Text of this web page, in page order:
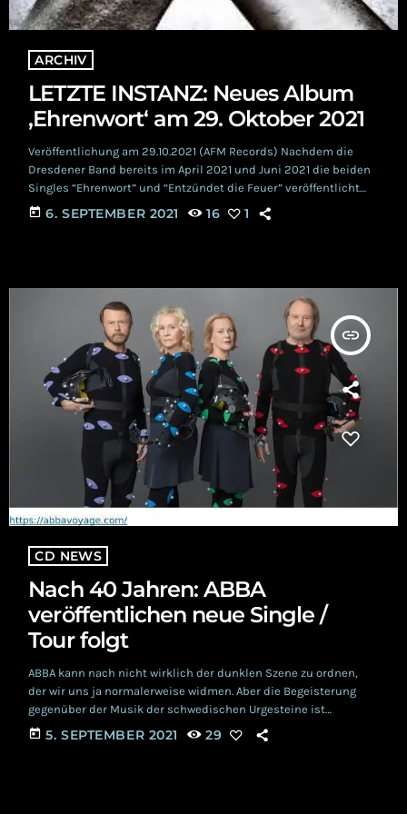
ARCHIV
LETZTE INSTANZ: Neues Album
‚Ehrenwort‘ am 29. Oktober 2021
Veröffentlichung am 29.10.2021 (AFM Records) Nachdem die
Dresdener Band bereits im April 2021 und Juni 2021 die beiden
Singles “Ehrenwort” und “Entzündet die Feuer” veröffentlicht
haben, lieferten die Violin- Rocker ihren Fans im August einen
weiteren Vorgeschmack auf das neue Album “Ehrenwort”,
Rohstoffknappheit von Polyvinylchlorid (PVC) und der Tatsache,
dass die Musiker sich gemeinsam mit ihrem […]
today 6. SEPTEMBER 2021 16 1
insert_link
CD NEWS
Nach 40 Jahren: ABBA
veröffentlichen neue Single /
Tour folgt
ABBA kann nach nicht wirklich der dunklen Szene zu ordnen,
der wir uns ja normalerweise widmen. Aber die Begeisterung
gegenüber der Musik der schwedischen Urgesteine ist
ungebrochen. So wollten wir euch die Neuigkeiten nicht
vorenthalten, denn ein kleines düsteres Schwedenverlangen,
today 5. SEPTEMBER 2021 29